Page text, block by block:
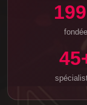
fondée